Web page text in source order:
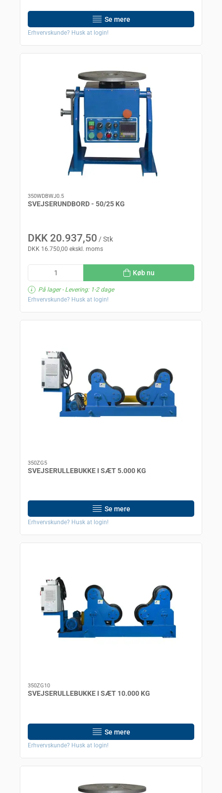
Se mere
Erhvervskunde? Husk at login!
350WDBWJ0.5
SVEJSERUNDBORD - 50/25 KG
DKK 20.937,50 / Stk
DKK 16.750,00 ekskl. moms
Køb nu
På lager- Levering: 1-2 dage
Erhvervskunde? Husk at login!
350ZG5
SVEJSERULLEBUKKE I SÆT 5.000 KG
Se mere
Erhvervskunde? Husk at login!
350ZG10
SVEJSERULLEBUKKE I SÆT 10.000 KG
Se mere
Erhvervskunde? Husk at login!